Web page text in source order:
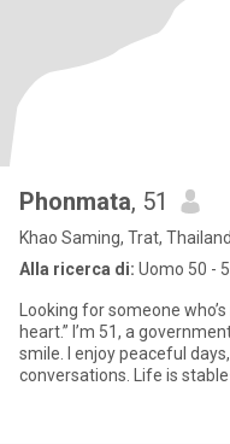
Phonmata, 51
Khao Saming, Trat,
Alla ricerca di: Uomo 50 -
Looking for someone
heart.” I’m 51, a government officer with a calm soul and a warm
smile. I enjoy peaceful
conversations. Life is